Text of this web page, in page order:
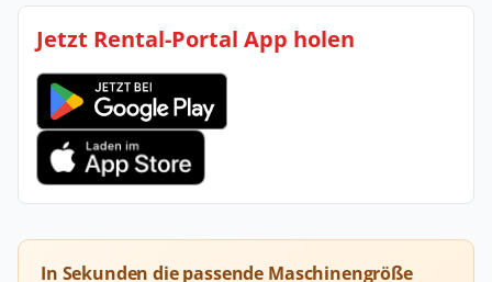
Jetzt Rental-Portal App holen
In Sekunden die passende Maschinengröße